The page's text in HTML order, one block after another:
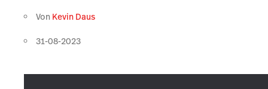
Von Kevin Daus
31-08-2023